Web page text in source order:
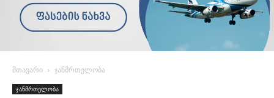
მთავარი ჯანმრთელობა
ჯანმრთელობა